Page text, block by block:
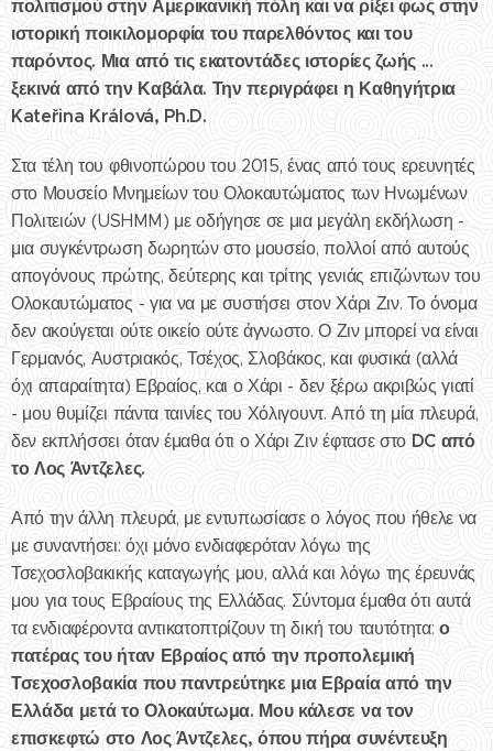
πολιτισμού στην Αμερικανική πόλη και να ρίξει φως στην
ιστορική ποικιλομορφία του παρελθόντος και του
παρόντος. Μια από τις εκατοντάδες ιστορίες ζωής ...
ξεκινά από την Καβάλα. Την περιγράφει η Καθηγήτρια
Kateřina Králová, Ph.D.
Στα τέλη του φθινοπώρου του 2015, ένας από τους ερευνητές
στο Μουσείο Μνημείων του Ολοκαυτώματος των Ηνωμένων
Πολιτειών (USHMM) με οδήγησε σε μια μεγάλη εκδήλωση -
μια συγκέντρωση δωρητών στο μουσείο, πολλοί από αυτούς
απογόνους πρώτης, δεύτερης και τρίτης γενιάς επιζώντων του
Ολοκαυτώματος - για να με συστήσει στον Χάρι Ζιν. Το όνομα
δεν ακούγεται ούτε οικείο ούτε άγνωστο. Ο Ζιν μπορεί να είναι
Γερμανός, Αυστριακός, Τσέχος, Σλοβάκος, και φυσικά (αλλά
όχι απαραίτητα) Εβραίος, και ο Χάρι - δεν ξέρω ακριβώς γιατί
- μου θυμίζει πάντα ταινίες του Χόλιγουντ. Από τη μία πλευρά,
δεν εκπλήσσει όταν έμαθα ότι ο Χάρι Ζιν έφτασε στο DC από
το Λος Άντζελες.
Από την άλλη πλευρά, με εντυπωσίασε ο λόγος που ήθελε να
με συναντήσει: όχι μόνο ενδιαφερόταν λόγω της
Τσεχοσλοβακικής καταγωγής μου, αλλά και λόγω της έρευνάς
μου για τους Εβραίους της Ελλάδας. Σύντομα έμαθα ότι αυτά
τα ενδιαφέροντα αντικατοπτρίζουν τη δική του ταυτότητα:ο
πατέρας του ήταν Εβραίος από την προπολεμική
Τσεχοσλοβακία που παντρεύτηκε μια Εβραία από την
Ελλάδα μετά το Ολοκαύτωμα. Μου κάλεσε να τον
επισκεφτώ στο Λος Άντζελες, όπου πήρα συνέντευξη